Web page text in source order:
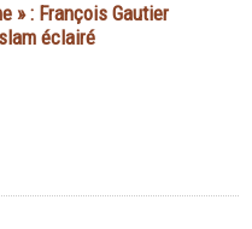
» : François Gautier
éclairé